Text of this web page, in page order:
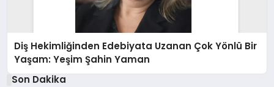
Diş Hekimliğinden Edebiyata Uzanan Çok Yönlü Bir
Yaşam: Yeşim Şahin Yaman
Son Dakika